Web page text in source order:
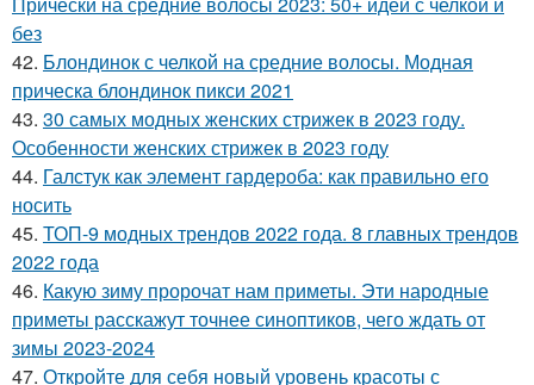
без
42. Блондинок с челкой на средние волосы. Модная
прическа блондинок пикси 2021
43. 30 самых модных женских стрижек в 2023 году.
Особенности женских стрижек в 2023 году
44. Галстук как элемент гардероба: как правильно его
носить
45. ТОП-9 модных трендов 2022 года. 8 главных трендов
2022 года
46. Какую зиму пророчат нам приметы. Эти народные
приметы расскажут точнее синоптиков, чего ждать от
зимы 2023-2024
47. Откройте для себя новый уровень красоты с